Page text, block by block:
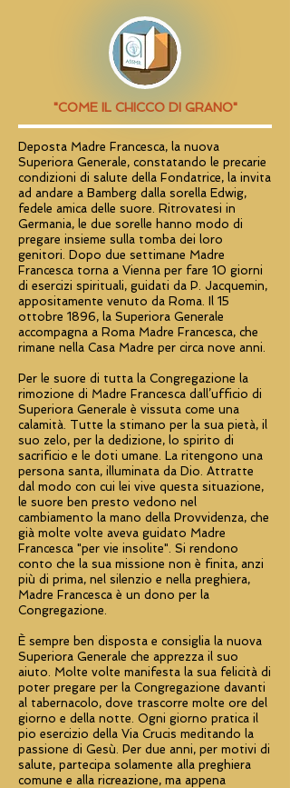
"COME IL CHICCO DI GRANO"
Deposta Madre Francesca, la nuova
Superiora Generale, constatando le precarie
condizioni di salute della Fondatrice, la invita
ad andare a Bamberg dalla sorella Edwig,
fedele amica delle suore. Ritrovatesi in
Germania, le due sorelle hanno modo di
pregare insieme sulla tomba dei loro
genitori. Dopo due settimane Madre
Francesca torna a Vienna per fare 10 giorni
di esercizi spirituali, guidati da P. Jacquemin,
appositamente venuto da Roma. Il 15
ottobre 1896, la Superiora Generale
accompagna a Roma Madre Francesca, che
rimane nella Casa Madre per circa nove anni.
Per le suore di tutta la Congregazione la
rimozione di Madre Francesca dall’ufficio di
Superiora Generale è vissuta come una
calamità. Tutte la stimano per la sua pietà, il
suo zelo, per la dedizione, lo spirito di
sacrificio e le doti umane. La ritengono una
persona santa, illuminata da Dio. Attratte
dal modo con cui lei vive questa situazione,
le suore ben presto vedono nel
cambiamento la mano della Provvidenza, che
già molte volte aveva guidato Madre
Francesca "per vie insolite". Si rendono
conto che la sua missione non è finita, anzi
più di prima, nel silenzio e nella preghiera,
Madre Francesca è un dono per la
Congregazione.
È sempre ben disposta e consiglia la nuova
Superiora Generale che apprezza il suo
aiuto. Molte volte manifesta la sua felicità di
poter pregare per la Congregazione davanti
al tabernacolo, dove trascorre molte ore del
giorno e della notte. Ogni giorno pratica il
pio esercizio della Via Crucis meditando la
passione di Gesù. Per due anni, per motivi di
salute, partecipa solamente alla preghiera
comune e alla ricreazione, ma appena